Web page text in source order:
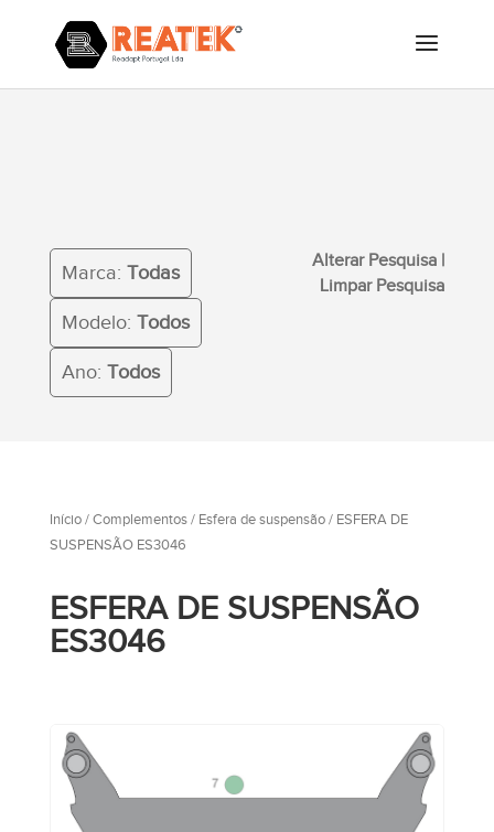
Marca: Todas
Modelo: Todos
Ano: Todos
Alterar Pesquisa |
Limpar Pesquisa
Início/ Complementos/ Esfera de suspensão/ ESFERA DE
SUSPENSÃO ES3046
ESFERA DE SUSPENSÃO
ES3046